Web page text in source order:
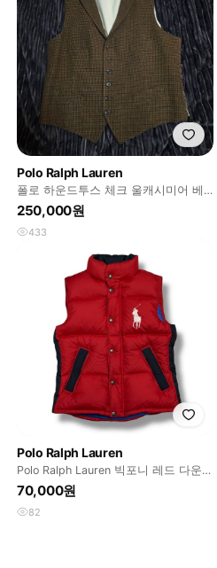
Polo Ralph Lauren
폴로 하운드투스 체크 울캐시미어 베
스트 브라운 42R
250,000원
433
Polo Ralph Lauren
Polo Ralph Lauren 빅포니 레드 다운
베스트
70,000원
82